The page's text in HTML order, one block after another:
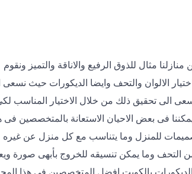
مثال للذوق الرفيع والاناقة والتميز ونقوم
الالوان والتحف وايضا الديكورات حيث نسعى
الى تحقيق ذلك من خلال الاختيار المناسب
فى بعض الاحيان الاستعانة بالمتخصصين فى
للمنزل وما يتناسب مع كل منزل عن غيره
التحف وما يمكن تنسيقه للخروج بأبهى صورة
بالكويت افضل المتخصصين فى هذا